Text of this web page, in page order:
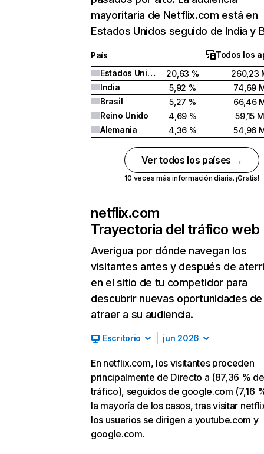
mayoritaria de Netflix.com está en
Estados Unidos seguido de India y
País
Todos los
Estados Unidos
20,63 %
260,23
India
5,92 %
74,69
Brasil
5,27 %
66,46
Reino Unido
4,69 %
59,15 M
Alemania
4,36 % 54,96
Ver todos los países →
10 veces más información diaria. ¡Gratis!
netflix.com
Trayectoria del tráfico web
Averigua por dónde navegan los
visitantes antes y después de
en el sitio de tu competidor para
descubrir nuevas oportunidades de
atraer a su audiencia.
Escritorio jun 2026
En netflix.com, los visitantes proceden
principalmente de Directo a (87,36 % de
tráfico), seguidos de google.com (7,16
la mayoría de los casos, tras visitar
los usuarios se dirigen a youtube.com y
google.com.